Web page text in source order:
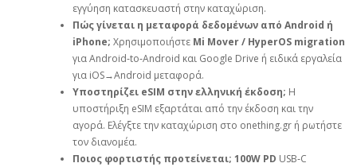
εγγύηση κατασκευαστή στην καταχώριση.
Πώς γίνεται η μεταφορά δεδομένων από Android ή
iPhone; Χρησιμοποιήστε Mi Mover / HyperOS migration
για Android‑to‑Android και Google Drive ή ειδικά εργαλεία
για iOS→Android μεταφορά.
Υποστηρίζει eSIM στην ελληνική έκδοση; Η
υποστήριξη eSIM εξαρτάται από την έκδοση και την
αγορά. Ελέγξτε την καταχώριση στο onething.gr ή ρωτήστε
τον διανομέα.
Ποιος φορτιστής προτείνεται; 100W PD USB‑C